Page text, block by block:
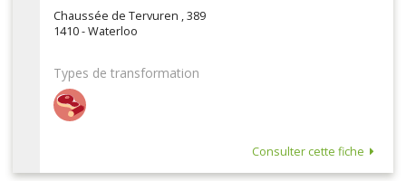
Chaussée de Tervuren , 389
1410 - Waterloo
Types de transformation
Consulter cette fiche